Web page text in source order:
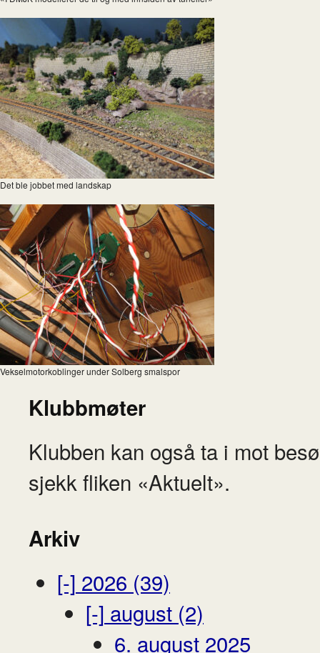
Det ble jobbet med landskap
Vekselmotorkoblinger under Solberg smalspor
Klubbmøter
Klubben kan også ta i mot
sjekk fliken «Aktuelt».
Arkiv
[-] 2026 (39)
[-] august (2)
6. august 2025